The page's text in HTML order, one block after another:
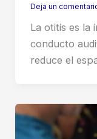
Deja un
La otitis es la
conducto
reduce el